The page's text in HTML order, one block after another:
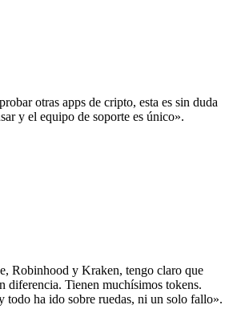
otras apps de cripto, esta es sin duda
y el equipo de soporte es único».
Robinhood y Kraken, tengo claro que
diferencia. Tienen muchísimos tokens.
todo ha ido sobre ruedas, ni un solo fallo».